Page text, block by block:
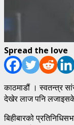
Spread the love
काठमाडौं । स्वतन्त्र
देखेर लाज पनि
बिहीबारको